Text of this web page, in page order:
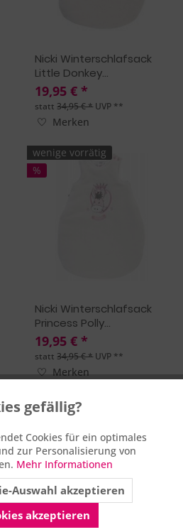
Nicki Winterschlafsack
Little Donkey...
19,95 € *
statt34,95 € * UVP **
Merken
wenige vorrätig
%
Nicki Winterschlafsack
Princess Polly...
19,95 € *
statt34,95 € * UVP **
Merken
wenige vorrätig
Aktiv
Aktiv
gefällig?
Cookies für ein optimales
zur Personalisierung von
Mehr Informationen
Auswahl akzeptieren
akzeptieren